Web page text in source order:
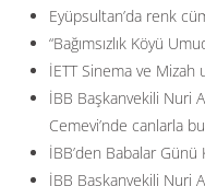
Eyüpsultan’da renk
“Bağımsızlık Köyü
İETT Sinema ve Mizah
İBB Başkanvekili Nuri
Cemevi’nde canlarla
İBB’den Babalar Günü
İBB Başkanvekili Nuri